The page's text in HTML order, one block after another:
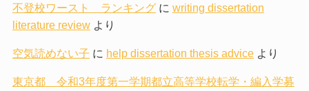
不登校ワースト ランキングに writing dissertation
literature reviewより
空気読めない子 に help dissertation thesis adviceより
東京都 令和3年度第一学期都立高等学校転学・編入学募